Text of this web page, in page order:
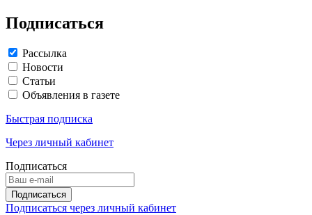
Подписаться
Рассылка
Новости
Статьи
Объявления в газете
Быстрая подписка
Через личный кабинет
Подписаться
Подписаться через личный кабинет